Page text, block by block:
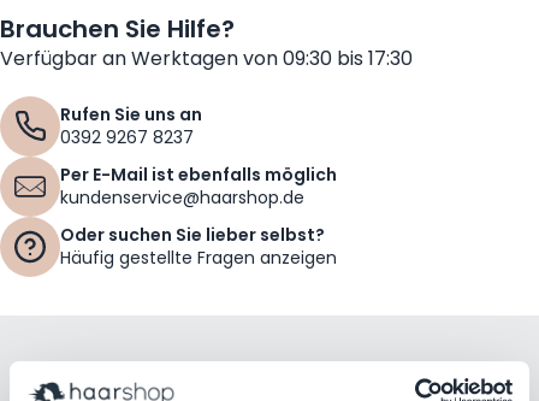
Brauchen Sie Hilfe?
Verfügbar an Werktagen von 09:30 bis 17:30
Rufen Sie uns an
0392 9267 8237
Per E-Mail ist ebenfalls möglich
kundenservice@haarshop.de
Oder suchen Sie lieber selbst?
Häufig gestellte Fragen anzeigen
Bleiben Sie mit unserem Newsletter auf dem